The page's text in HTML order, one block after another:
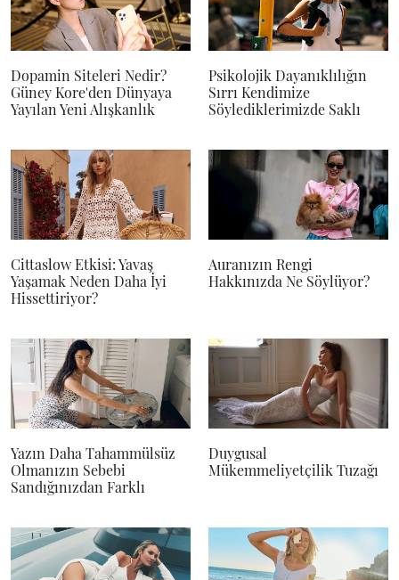
Dopamin Siteleri Nedir?
Güney Kore'den Dünyaya
Yayılan Yeni Alışkanlık
Psikolojik Dayanıklılığın
Sırrı Kendimize
Söylediklerimizde Saklı
Cittaslow Etkisi: Yavaş
Yaşamak Neden Daha İyi
Hissettiriyor?
Auranızın Rengi
Hakkınızda Ne Söylüyor?
Yazın Daha Tahammülsüz
Olmanızın Sebebi
Sandığınızdan Farklı
Duygusal
Mükemmeliyetçilik Tuzağı